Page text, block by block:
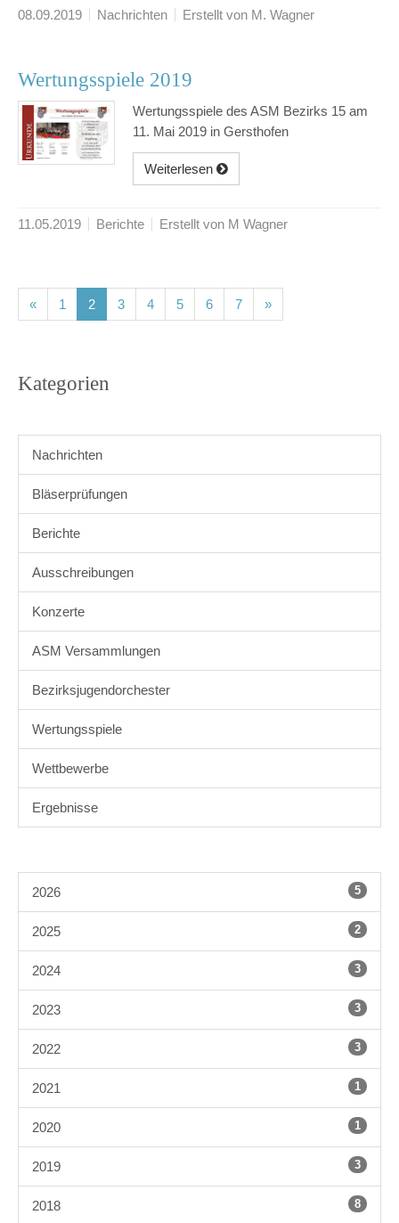
08.09.2019 Nachrichten Erstellt von M. Wagner
Wertungsspiele 2019
Wertungsspiele des ASM Bezirks 15 am
11. Mai 2019 in Gersthofen
Weiterlesen
11.05.2019 Berichte Erstellt von M Wagner
« 1 (current)
2(current)
3(current)
4(current)
5(current)
6(current)
7(current)
»
Kategorien
Nachrichten
Bläserprüfungen
Berichte
Ausschreibungen
Konzerte
ASM Versammlungen
Bezirksjugendorchester
Wertungsspiele
Wettbewerbe
Ergebnisse
2026 5
2025 2
2024 3
2023 3
2022 3
2021 1
2020 1
2019 3
2018 8